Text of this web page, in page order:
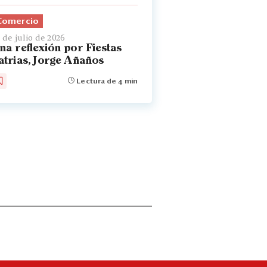
de julio de 2026
reflexión por Fiestas
Jorge Añaños
Lectura de 4 min